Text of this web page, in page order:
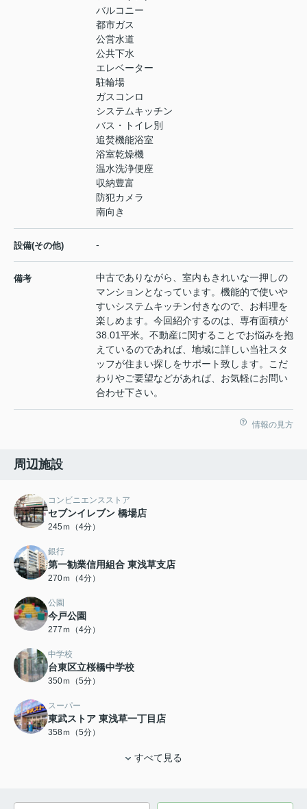
バルコニー
都市ガス
公営水道
公共下水
エレベーター
駐輪場
ガスコンロ
システムキッチン
バス・トイレ別
追焚機能浴室
浴室乾燥機
温水洗浄便座
収納豊富
防犯カメラ
南向き
設備(その他) -
備考
中古でありながら、室内もきれいな一押しの
マンションとなっています。機能的で使いや
すいシステムキッチン付きなので、お料理を
楽しめます。今回紹介するのは、専有面積が
38.01平米。不動産に関することでお悩みを抱
えているのであれば、地域に詳しい当社スタ
ッフが住まい探しをサポート致します。こだ
わりやご要望などがあれば、お気軽にお問い
合わせ下さい。
情報の見方
周辺施設
コンビニエンスストア
セブンイレブン 橋場店
245ｍ（4分）
銀行
第一勧業信用組合 東浅草支店
270ｍ（4分）
公園
今戸公園
277ｍ（4分）
中学校
台東区立桜橋中学校
350ｍ（5分）
スーパー
東武ストア 東浅草一丁目店
358ｍ（5分）
すべて見る